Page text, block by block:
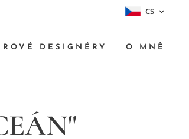
CS
DESIGNÉRY O MNĚ